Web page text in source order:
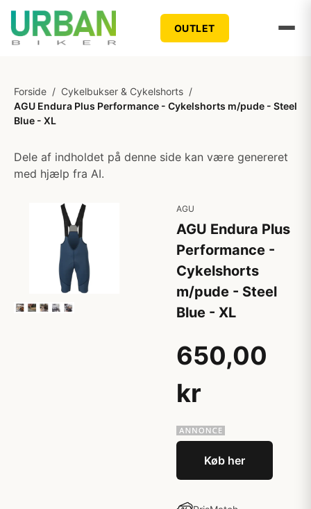
OUTLET
Forside / Cykelbukser & Cykelshorts /
AGU Endura Plus Performance - Cykelshorts m/pude - Steel
Blue - XL
Dele af indholdet på denne side kan være genereret
med hjælp fra AI.
AGU
AGU Endura Plus
Performance -
Cykelshorts
m/pude - Steel
Blue - XL
650,00
kr
Køb her